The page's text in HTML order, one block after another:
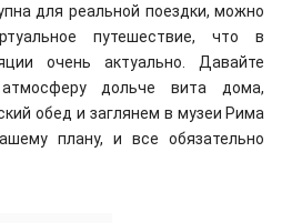
для реальной поездки, можно
путешествие, что в
очень актуально. Давайте
дольче вита дома,
обед и заглянем в музеи Рима
плану, и все обязательно